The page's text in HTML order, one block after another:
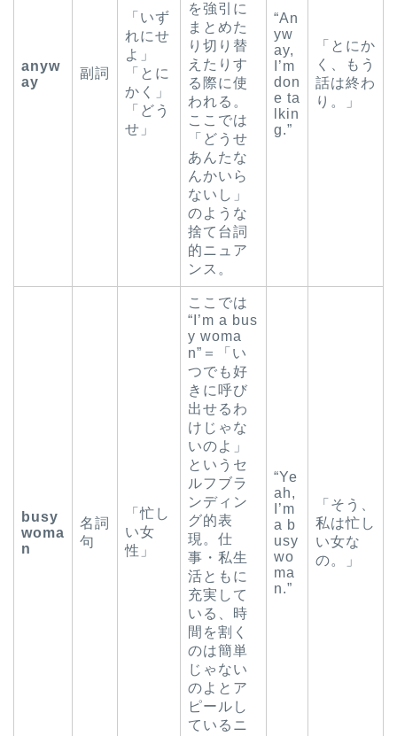
anyw
ay
副詞
「いず
れにせ
よ」
「とに
かく」
「どう
せ」
を強引に
まとめた
り切り替
えたりす
る際に使
われる。
ここでは
「どうせ
あんたな
んかいら
ないし」
のような
捨て台詞
的ニュア
ンス。
“An
yw
ay,
I’m
don
e ta
lkin
g.”
「とにか
く、もう
話は終わ
り。」
busy
woma
n
名詞
句
「忙し
い女
性」
ここでは
“I’m a bus
y woma
n”＝「い
つでも好
きに呼び
出せるわ
けじゃな
いのよ」
というセ
ルフブラ
ンディン
グ的表
現。仕
事・私生
活ともに
充実して
いる、時
間を割く
のは簡単
じゃない
のよとア
ピールし
ているニ
“Ye
ah,
I’m
a b
usy
wo
ma
n.”
「そう、
私は忙し
い女な
の。」